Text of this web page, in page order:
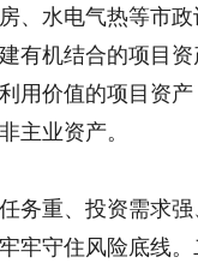
、水电气热等市
有机结合的项目
用价值的项目资
主业资产。
务重、投资需求
牢守住风险底线